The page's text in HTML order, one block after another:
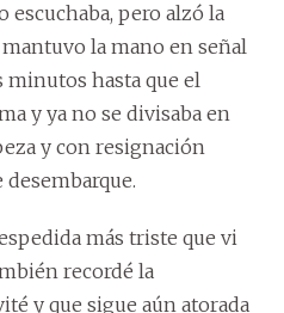
escuchaba, pero alzó la
la mano en señal
minutos hasta que el
y ya no se divisaba en
y con resignación
más triste que vi
recordé la
y que sigue aún atorada